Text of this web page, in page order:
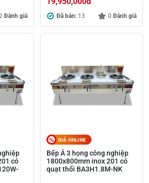
Đánh giá Đã bán: 13 0 Đánh giá
có
GIÁ ONLINE
Bếp Á 3 họng công nghiệp
1800x800mm inox 201 có
quạt thổi BA3H1.8M-NK